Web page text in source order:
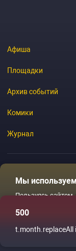
Афиша
Площадки
Архив событий
Комики
Журнал
Мы
Пользуясь
500
t.month.replaceAll